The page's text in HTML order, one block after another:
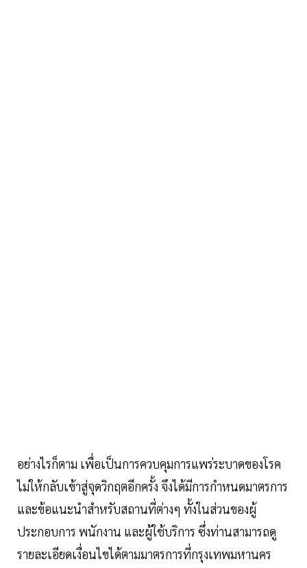
อย่างไรก็ตาม เพื่อเป็นการควบคุมการแพร่ระบาดของโรค
ไม่ให้กลับเข้าสู่จุดวิกฤตอีกครั้ง จึงได้มีการกำหนดมาตรการ
และข้อแนะนำสำหรับสถานที่ต่างๆ ทั้งในส่วนของผู้
ประกอบการ พนักงาน และผู้ใช้บริการ ซึ่งท่านสามารถดู
รายละเอียดเงื่อนไขได้ตามมาตรการที่กรุงเทพมหานคร